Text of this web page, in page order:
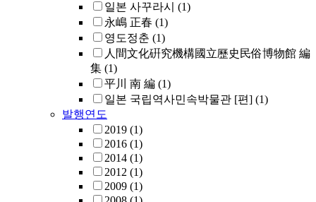
일본 사꾸라시 (1)
永嶋 正春 (1)
영도정춘 (1)
人間文化硏究機構國立歷史民俗博物館 編
集 (1)
平川 南 編 (1)
일본 국립역사민속박물관 [편] (1)
발행연도
2019 (1)
2016 (1)
2014 (1)
2012 (1)
2009 (1)